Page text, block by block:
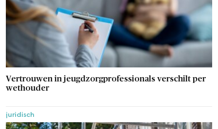
Vertrouwen in jeugdzorgprofessionals verschilt per
wethouder
juridisch